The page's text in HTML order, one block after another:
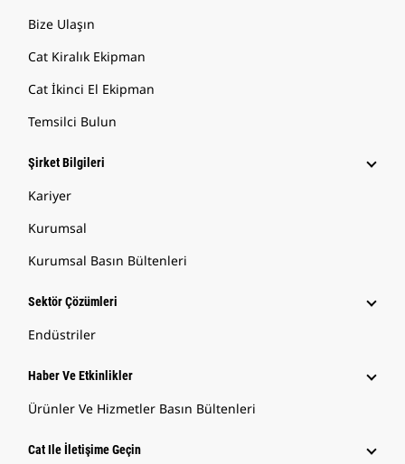
Bize Ulaşın
Cat Kiralık Ekipman
Cat İkinci El Ekipman
Temsilci Bulun
Şirket Bilgileri
Kariyer
Kurumsal
Kurumsal Basın Bültenleri
Sektör Çözümleri
Endüstriler
Haber Ve Etkinlikler
Ürünler Ve Hizmetler Basın Bültenleri
Cat Ile İletişime Geçin